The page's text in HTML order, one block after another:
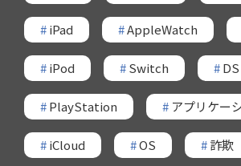
#iPad #AppleWatch
#iPod #Switch #DS
#PlayStation # アプリケー
#iCloud #OS #詐欺